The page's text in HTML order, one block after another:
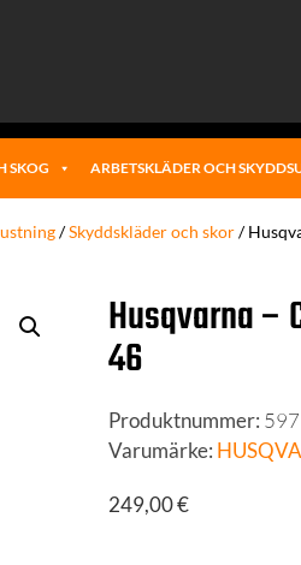
SKOG ARBETSKLÄDER OCH
/Skyddskläder och skor/
Husqvarna –
46
Produktnummer:
Varumärke:
249,00€